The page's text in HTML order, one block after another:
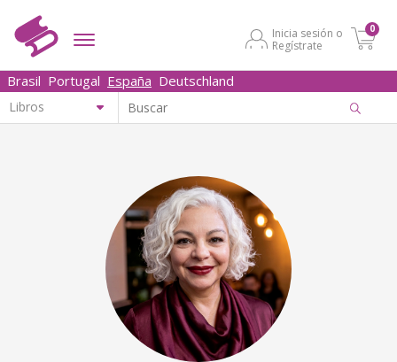
Inicia sesión o
Regístrate
0
Brasil Portugal España Deutschland